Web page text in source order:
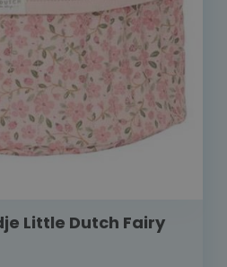
Little Dutch Fairy